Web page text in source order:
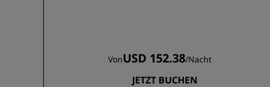
VonUSD 152.38/Nacht
JETZT BUCHEN